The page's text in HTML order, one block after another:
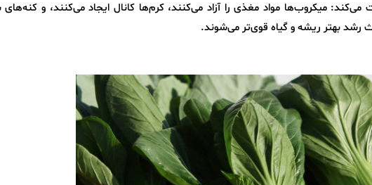
میکروب‌ها مواد مغذی را آزاد می‌کنند، کرم‌ها کانال ایجاد می‌کنند، و کنه‌های
رشد بهتر ریشه و گیاه قوی‌تر می‌شوند.